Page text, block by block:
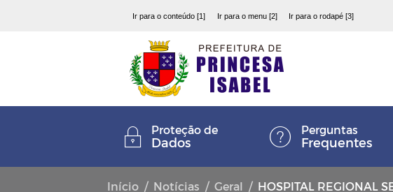
Ir para o conteúdo [1] Ir para o menu [2] Ir para o rodapé [3]
Proteção de
Dados
Perguntas
Frequentes
Início Notícias Geral HOSPITAL REGIONAL